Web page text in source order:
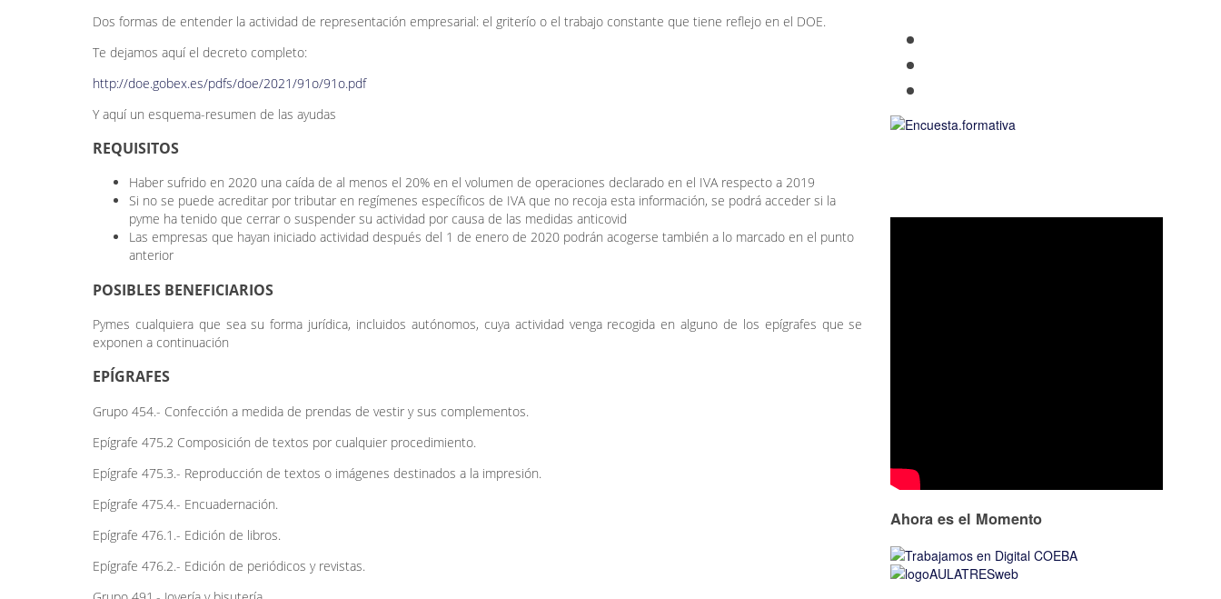
Dos formas de entender la actividad de representación empresarial: el griterío o el trabajo constante que tiene reflejo en el DOE.
Te dejamos aquí el decreto completo:
http://doe.gobex.es/pdfs/doe/2021/91o/91o.pdf
Y aquí un esquema-resumen de las ayudas
REQUISITOS
Haber sufrido en 2020 una caída de al menos el 20% en el volumen de operaciones declarado en el IVA respecto a 2019
Si no se puede acreditar por tributar en regímenes específicos de IVA que no recoja esta información, se podrá acceder si la
pyme ha tenido que cerrar o suspender su actividad por causa de las medidas anticovid
Las empresas que hayan iniciado actividad después del 1 de enero de 2020 podrán acogerse también a lo marcado en el punto
anterior
POSIBLES BENEFICIARIOS
Pymes cualquiera que sea su forma jurídica, incluidos autónomos, cuya actividad venga recogida en alguno de los epígrafes que se
exponen a continuación
EPÍGRAFES
Grupo 454.- Confección a medida de prendas de vestir y sus complementos.
Epígrafe 475.2 Composición de textos por cualquier procedimiento.
Epígrafe 475.3.- Reproducción de textos o imágenes destinados a la impresión.
Epígrafe 475.4.- Encuadernación.
Epígrafe 476.1.- Edición de libros.
Epígrafe 476.2.- Edición de periódicos y revistas.
Ahora es el Momento